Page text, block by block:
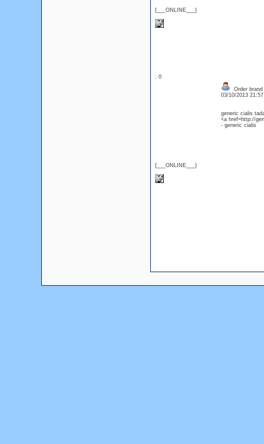
{___ONLINE___}
: 0
{___ONLINE___}
Order
03/10/2013
generic cialis
<a href=http://
- generic cialis